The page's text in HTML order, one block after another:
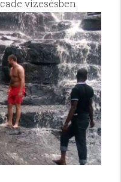
vízesésben.